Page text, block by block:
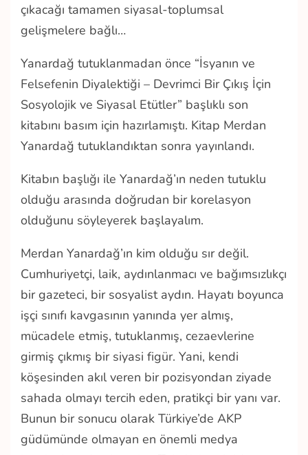
çıkacağı tamamen siyasal-toplumsal
gelişmelere bağlı…
Yanardağ tutuklanmadan önce “İsyanın ve
Felsefenin Diyalektiği – Devrimci Bir Çıkış İçin
Sosyolojik ve Siyasal Etütler” başlıklı son
kitabını basım için hazırlamıştı. Kitap Merdan
Yanardağ tutuklandıktan sonra yayınlandı.
Kitabın başlığı ile Yanardağ’ın neden tutuklu
olduğu arasında doğrudan bir korelasyon
olduğunu söyleyerek başlayalım.
Merdan Yanardağ’ın kim olduğu sır değil.
Cumhuriyetçi, laik, aydınlanmacı ve bağımsızlıkçı
bir gazeteci, bir sosyalist aydın. Hayatı boyunca
işçi sınıfı kavgasının yanında yer almış,
mücadele etmiş, tutuklanmış, cezaevlerine
girmiş çıkmış bir siyasi figür. Yani, kendi
köşesinden akıl veren bir pozisyondan ziyade
sahada olmayı tercih eden, pratikçi bir yanı var.
Bunun bir sonucu olarak Türkiye’de AKP
güdümünde olmayan en önemli medya